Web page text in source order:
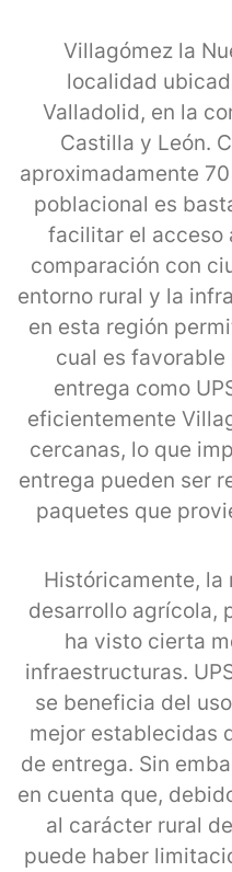
Villagómez la
localidad
Valladolid, en la
Castilla y León.
aproximadamente
poblacional es
facilitar el acceso
comparación con
entorno rural y la
en esta región
cual es
entrega como
eficientemente
cercanas, lo que
entrega pueden ser
paquetes que
Históricamente, la
desarrollo agrícola,
ha visto cierta
infraestructuras.
se beneficia del
mejor establecidas
de entrega. Sin
en cuenta que,
al carácter rural
puede haber